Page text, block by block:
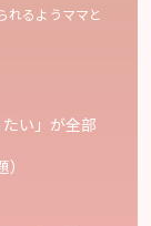
れるようママと
い」が全部